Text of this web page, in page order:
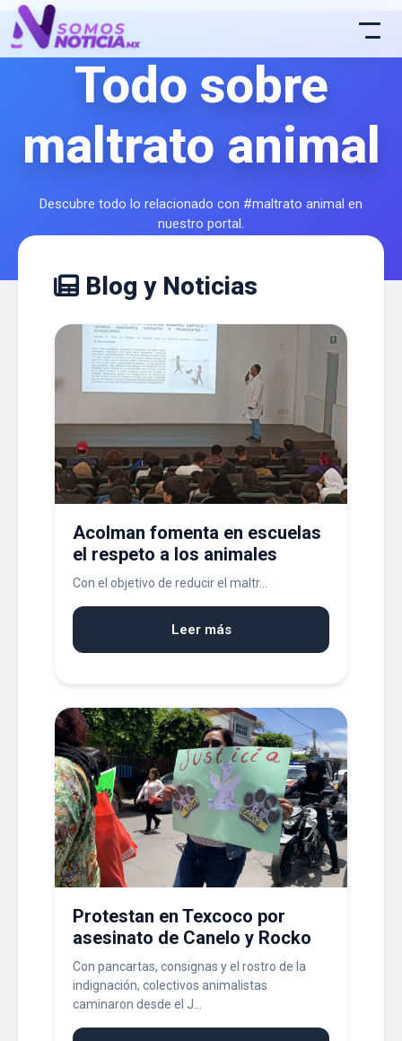
Todo sobre
maltrato animal
Descubre todo lo relacionado con #maltrato animal en
nuestro portal.
Blog y Noticias
Acolman fomenta en escuelas
el respeto a los animales
Con el objetivo de reducir el maltr...
Leer más
Protestan en Texcoco por
asesinato de Canelo y Rocko
Con pancartas, consignas y el rostro de la
indignación, colectivos animalistas
caminaron desde el J...